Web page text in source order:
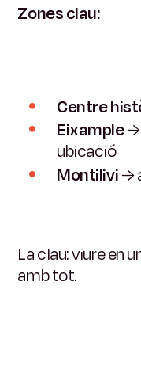
Zones clau:
Centre
Eixample→
ubicació
Montilivi→
La clau: viure en
amb tot.